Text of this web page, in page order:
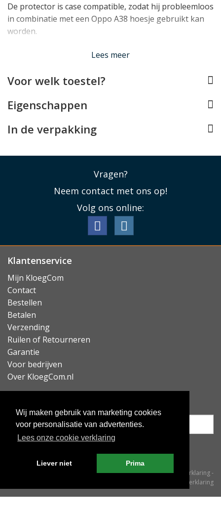
Wij maken gebruik van marketing cookies
voor personalisatie van advertenties.
Lees onze cookie verklaring
Liever niet Prima
De protector is case compatible, zodat hij probleemloos
in combinatie met een Oppo A38 hoesje gebruikt kan
worden.
Hoge hardheid van 9H
tempered glass met een hardheid van 9H. Dit betekent
staat is veel schadelijke energie de absorberen bij
Lees minder
Lees meer
Voor welk toestel?
Eigenschappen
In de verpakking
Vragen?
Neem contact met ons op!
Volg ons online:
Klantenservice
Mijn KloegCom
Contact
Bestellen
Betalen
Verzending
Ruilen of Retourneren
Garantie
Voor bedrijven
Over KloegCom.nl
Algemene voorwaarden-Cookieverklaring-
Privacyverklaring